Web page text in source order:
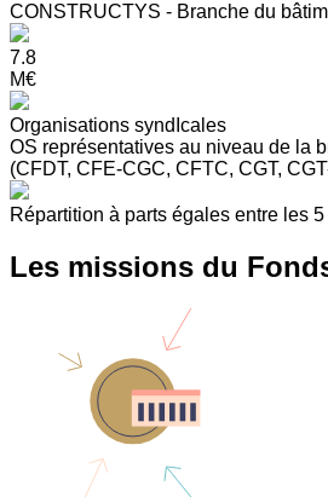
CONSTRUCTYS - Branche du
7.8
M€
Organisations syndIcales
OS représentatives au niveau de la
(CFDT, CFE-CGC, CFTC, CGT,
Répartition à parts égales entre les 5
Les missions du